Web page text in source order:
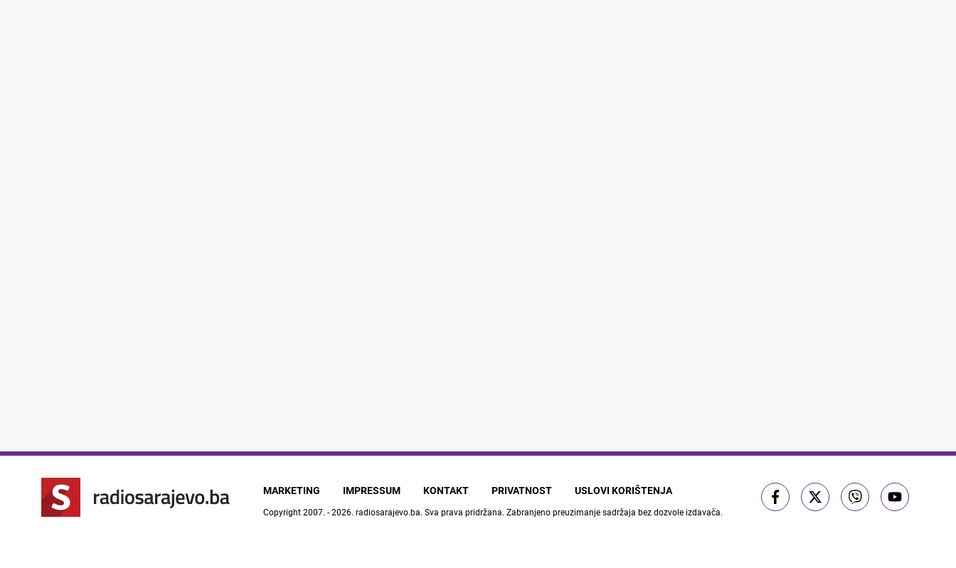
MARKETING IMPRESSUM KONTAKT PRIVATNOST USLOVI KORIŠTENJA
Copyright 2007. - 2026. radiosarajevo.ba. Sva prava pridržana. Zabranjeno preuzimanje sadržaja bez dozvole izdavača.